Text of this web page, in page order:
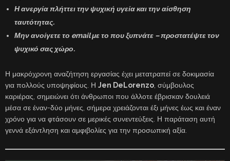
Η ανεργία πλήττει την ψυχική υγεία και την αίσθηση
ταυτότητας.
Μην ανοίγετε το email με το που ξυπνάτε – προστατέψτε τον
ψυχικό σας χώρο.
Η μακρόχρονη αναζήτηση εργασίας έχει μετατραπεί σε δοκιμασία
για πολλούς υποψηφίους. Η Jen DeLorenzo , σύμβουλος
καριέρας, σημειώνει ότι άνθρωποι που άλλοτε έβρισκαν δουλειά
μέσα σε έναν-δύο μήνες, σήμερα χρειάζονται έξι μήνες έως και έναν
χρόνο για να φτάσουν σε μερικές συνεντεύξεις. Η παράταση αυτή
γεννά εξάντληση και αμφιβολίες για την προσωπική αξία.